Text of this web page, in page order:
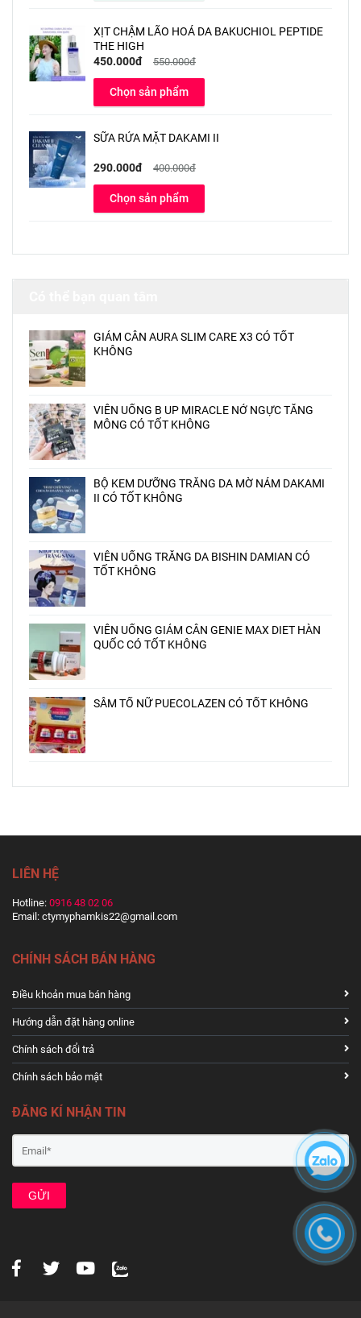
XỊT CHẬM LÃO HOÁ DA BAKUCHIOL PEPTIDE
THE HIGH
450.000đ
550.000đ
Chọn sản phẩm
SỮA RỬA MẶT DAKAMI II
290.000đ 400.000đ
Chọn sản phẩm
GIẢM CÂN AURA SLIM CARE X3 CÓ TỐT
KHÔNG
VIÊN UỐNG B UP MIRACLE NỞ NGỰC TĂNG
MÔNG CÓ TỐT KHÔNG
BỘ KEM DƯỠNG TRẮNG DA MỜ NÁM DAKAMI
II CÓ TỐT KHÔNG
VIÊN UỐNG TRẮNG DA BISHIN DAMIAN CÓ
TỐT KHÔNG
VIÊN UỐNG GIẢM CÂN GENIE MAX DIET HÀN
QUỐC CÓ TỐT KHÔNG
SÂM TỐ NỮ PUECOLAZEN CÓ TỐT KHÔNG
LIÊN HỆ
Hotline: 0916 48 02 06
Email: ctymyphamkis22@gmail.com
CHÍNH SÁCH BÁN HÀNG
Điều khoản mua bán hàng
Hướng dẫn đặt hàng online
Chính sách đổi trả
Chính sách bảo mật
ĐĂNG KÍ NHẬN TIN
GỬI